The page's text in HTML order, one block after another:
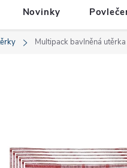
Novinky
Multipack bavlněná